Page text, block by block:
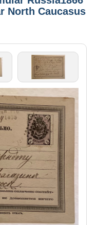
North Caucasus